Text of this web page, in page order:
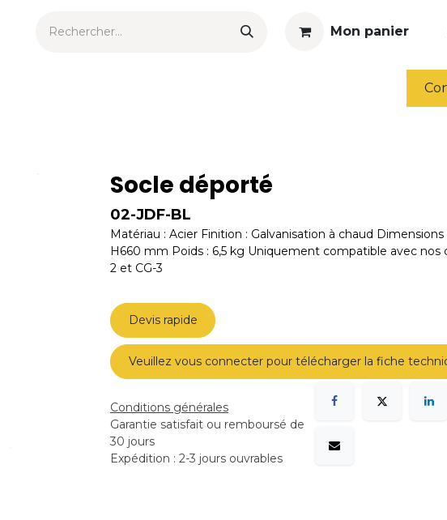
Mon panier
Socle déporté
02-JDF-BL
Matériau : Acier Finition : Galvanisation à chaud
H660 mm Poids : 6,5 kg Uniquement compatible avec nos
2 et CG-3
Devis rapide
Veuillez vous connecter pour télécharger la fiche
Conditions générales
Garantie satisfait ou remboursé de
30 jours
Expédition : 2-3 jours ouvrables